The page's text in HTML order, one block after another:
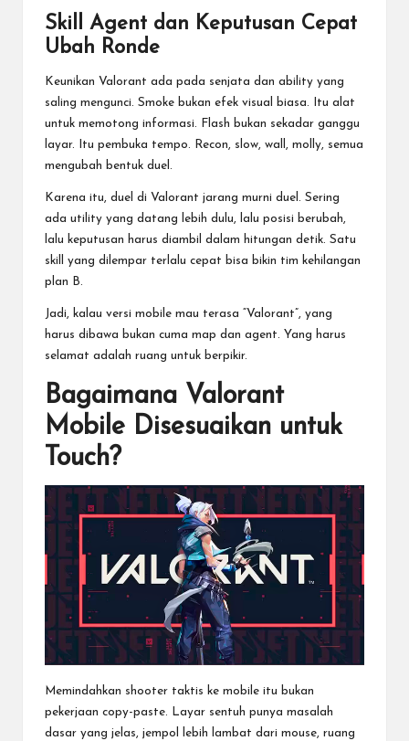
Skill Agent dan Keputusan Cepat
Ubah Ronde
Keunikan Valorant ada pada senjata dan ability yang
saling mengunci. Smoke bukan efek visual biasa. Itu alat
untuk memotong informasi. Flash bukan sekadar ganggu
layar. Itu pembuka tempo. Recon, slow, wall, molly, semua
mengubah bentuk duel.
Karena itu, duel di Valorant jarang murni duel. Sering
ada utility yang datang lebih dulu, lalu posisi berubah,
lalu keputusan harus diambil dalam hitungan detik. Satu
skill yang dilempar terlalu cepat bisa bikin tim kehilangan
plan B.
Jadi, kalau versi mobile mau terasa “Valorant”, yang
harus dibawa bukan cuma map dan agent. Yang harus
selamat adalah ruang untuk berpikir.
Bagaimana Valorant
Mobile Disesuaikan untuk
Touch?
Memindahkan shooter taktis ke mobile itu bukan
pekerjaan copy-paste. Layar sentuh punya masalah
dasar yang jelas, jempol lebih lambat dari mouse, ruang